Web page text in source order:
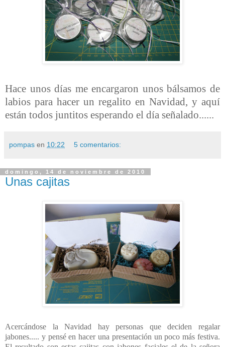
Hace unos días me encargaron unos bálsamos de
labios para hacer un regalito en Navidad, y aquí
están todos juntitos esperando el día señalado......
pompas en 10:22 5 comentarios:
domingo, 14 de noviembre de 2010
Unas cajitas
Acercándose la Navidad hay personas que deciden regalar
jabones..... y pensé en hacer una presentación un poco más festiva.